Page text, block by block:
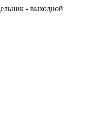
- выходной